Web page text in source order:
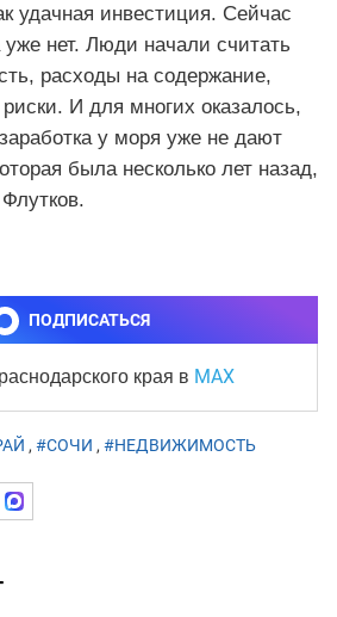
удачная инвестиция. Сейчас
уже нет. Люди начали считать
расходы на содержание,
И для многих оказалось,
у моря уже не дают
была несколько лет назад,
ПОДПИСАТЬСЯ
края в MAX
, #СОЧИ , #НЕДВИЖИМОСТЬ